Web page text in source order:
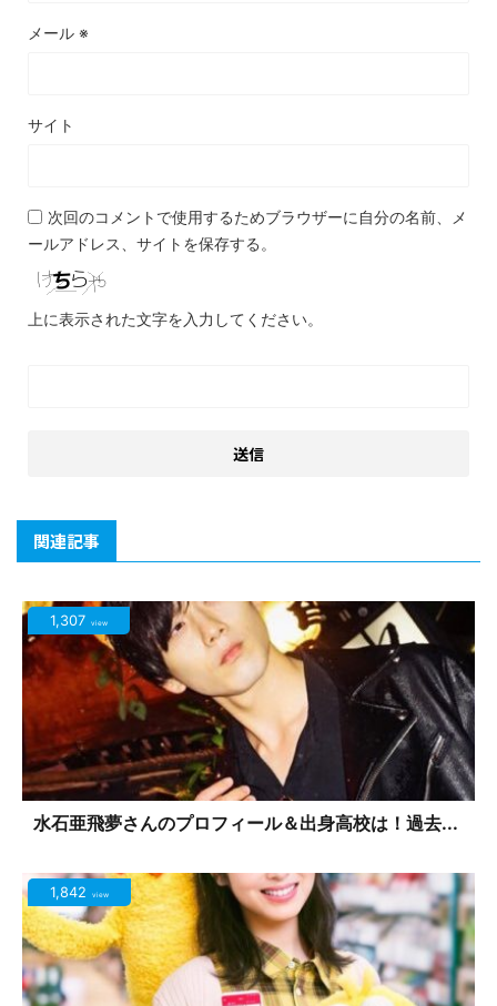
メール ※
サイト
次回のコメントで使用するためブラウザーに自分の名前、メ
ールアドレス、サイトを保存する。
上に表示された文字を入力してください。
関連記事
1,307 view
水石亜飛夢さんのプロフィール＆出身高校は！過去...
1,842 view